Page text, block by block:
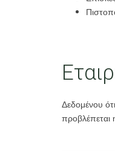
Δεδομένου
προβλέπεται